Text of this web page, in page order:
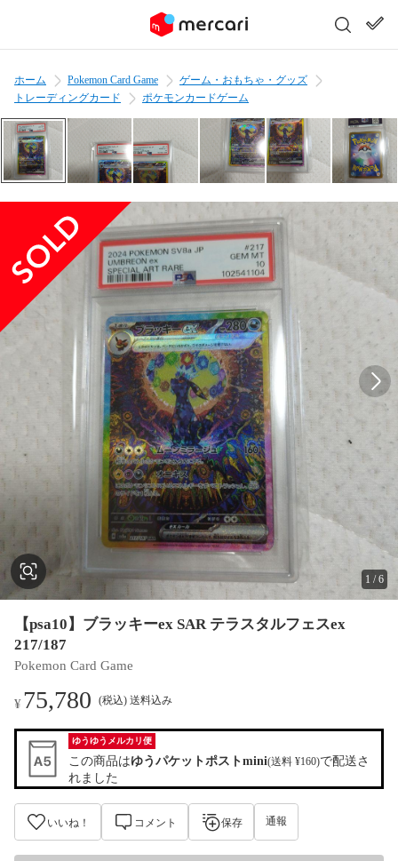
ホーム Pokemon Card Game
ゲーム・おもちゃ・グッズ
トレーディングカード
ポケモンカードゲーム
1 /6
【psa10】ブラッキーex SAR テラスタルフェスex
217/187
Pokemon Card Game
¥75,780 (税込) 送料込み
ゆうゆうメルカリ便
この商品はゆうパケットポストmini(送料 ¥160)で配送さ
れました
いいね！ コメント 保存 通報